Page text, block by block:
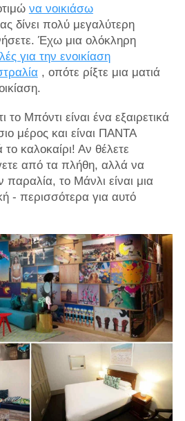
να νοικιάσω
δίνει πολύ μεγαλύτερη
Έχω μια ολόκληρη
για την ενοικίαση
, οπότε ρίξτε μια ματιά
Μπόντι είναι ένα εξαιρετικά
μέρος και είναι ΠΑΝΤΑ
καλοκαίρι! Αν θέλετε
από τα πλήθη, αλλά να
παραλία, το Μάνλι είναι μια
- περισσότερα για αυτό